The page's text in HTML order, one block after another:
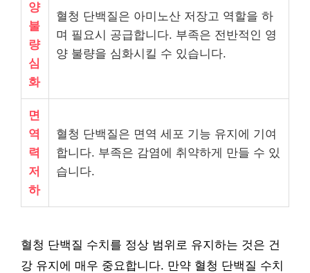
양
불
량
심
화
혈청 단백질은 아미노산 저장고 역할을 하
며 필요시 공급합니다. 부족은 전반적인 영
양 불량을 심화시킬 수 있습니다.
면
역
력
저
하
혈청 단백질은 면역 세포 기능 유지에 기여
합니다. 부족은 감염에 취약하게 만들 수 있
습니다.
혈청 단백질 수치를 정상 범위로 유지하는 것은 건
강 유지에 매우 중요합니다. 만약 혈청 단백질 수치